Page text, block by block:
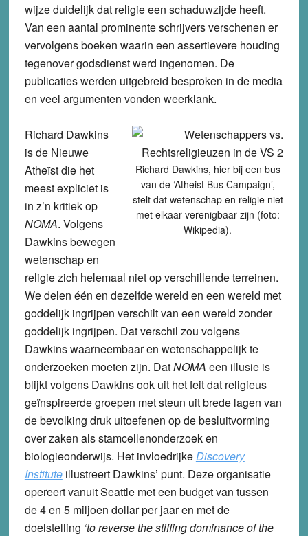
wijze duidelijk dat religie een schaduwzijde heeft.
Van een aantal prominente schrijvers verschenen er
vervolgens boeken waarin een assertievere houding
tegenover godsdienst werd ingenomen. De
publicaties werden uitgebreid besproken in de media
en veel argumenten vonden weerklank.
Richard Dawkins, hier bij een bus
van de ‘Atheist Bus Campaign’,
stelt dat wetenschap en religie niet
met elkaar verenigbaar zijn (foto:
Wikipedia).
Richard Dawkins
is de Nieuwe
Atheïst die het
meest expliciet is
in z’n kritiek op
NOMA. Volgens
Dawkins bewegen
wetenschap en
religie zich helemaal niet op verschillende terreinen.
We delen één en dezelfde wereld en een wereld met
goddelijk ingrijpen verschilt van een wereld zonder
goddelijk ingrijpen. Dat verschil zou volgens
Dawkins waarneembaar en wetenschappelijk te
onderzoeken moeten zijn. DatNOMA een illusie is
blijkt volgens Dawkins ook uit het feit dat religieus
geïnspireerde groepen met steun uit brede lagen van
de bevolking druk uitoefenen op de besluitvorming
over zaken als stamcellenonderzoek en
biologieonderwijs. Het invloedrijkeDiscovery
Instituteillustreert Dawkins’ punt. Deze organisatie
opereert vanuit Seattle met een budget van tussen
de 4 en 5 miljoen dollar per jaar en met de
doelstelling ‘to reverse the stifling dominance of the